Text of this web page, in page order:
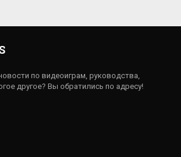
по видеоиграм, руководства,
другое? Вы обратились по адресу!